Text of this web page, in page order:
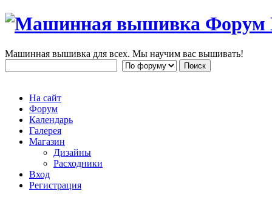
Машинная вышивка для всех. Мы научим вас вышивать!
На сайт
Форум
Календарь
Галерея
Магазин
Дизайны
Расходники
Вход
Регистрация